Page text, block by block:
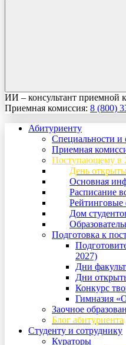
ИИ – консультант приемной
Приемная комиссия: 8 (800)
Абитуриенту
Специальности и
Приемная
Поступающему в
День
Основная
Расписание
Рейтинговые
Дом
Подготовка к
2027)
Дни
Дни
Конкурс
Гимназия
Заочное
Блог абитуриента
Студенту и сотруднику
Кураторы